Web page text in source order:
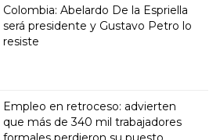
Colombia: Abelardo De la Espriella
será presidente y Gustavo Petro lo
resiste
Empleo en retroceso: advierten
que más de 340 mil trabajadores